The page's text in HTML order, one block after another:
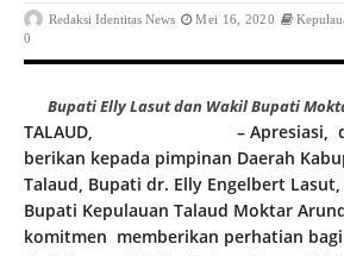
Redaksi Identitas News Mei 16, 2020
0
Bupati Elly Lasut dan Wakil Bupati
TALAUD,
– Apresiasi,
berikan kepada pimpinan Daerah
Talaud, Bupati dr. Elly Engelbert Lasut,
Bupati Kepulauan Talaud Moktar
komitmen memberikan perhatian